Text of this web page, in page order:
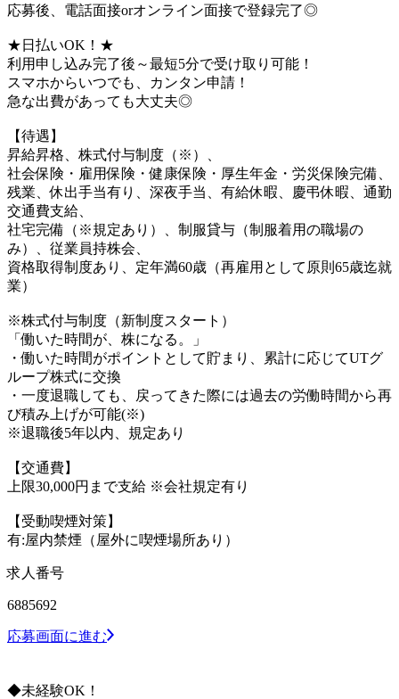
応募後、電話面接orオンライン面接で登録完了◎
★日払いOK！★
利用申し込み完了後～最短5分で受け取り可能！
スマホからいつでも、カンタン申請！
急な出費があっても大丈夫◎
【待遇】
昇給昇格、株式付与制度（※）、
社会保険・雇用保険・健康保険・厚生年金・労災保険完備、
残業、休出手当有り、深夜手当、有給休暇、慶弔休暇、通勤
交通費支給、
社宅完備（※規定あり）、制服貸与（制服着用の職場の
み）、従業員持株会、
資格取得制度あり、定年満60歳（再雇用として原則65歳迄就
業）
※株式付与制度（新制度スタート）
「働いた時間が、株になる。」
・働いた時間がポイントとして貯まり、累計に応じてUTグ
ループ株式に交換
・一度退職しても、戻ってきた際には過去の労働時間から再
び積み上げが可能(※)
※退職後5年以内、規定あり
【交通費】
上限30,000円まで支給 ※会社規定有り
【受動喫煙対策】
有:屋内禁煙（屋外に喫煙場所あり）
求人番号
6885692
応募画面に進む
◆未経験OK！